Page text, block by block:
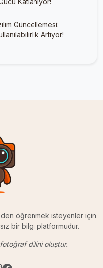
Güncellemesi:
Artıyor!
öğrenmek isteyenler için
bir bilgi platformudur.
dilini oluştur.